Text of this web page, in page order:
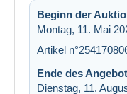
Beginn der
Montag, 11. Mai
Artikel
Ende des
Dienstag, 11.